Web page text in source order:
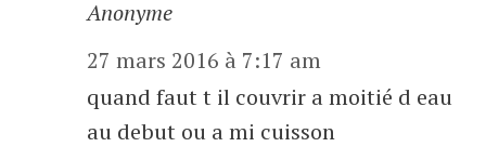
Anonyme
27 mars 2016 à 7:17 am
quand faut t il couvrir a moitié d eau
au debut ou a mi cuisson